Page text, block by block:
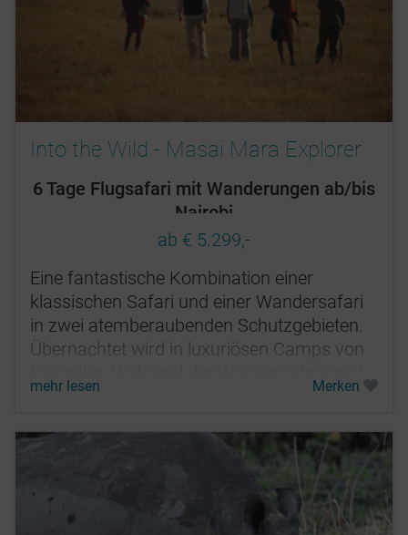
Into the Wild - Masai Mara Explorer
6 Tage Flugsafari mit Wanderungen ab/bis
Nairobi
ab € 5.299,-
Eine fantastische Kombination einer
klassischen Safari und einer Wandersafari
in zwei atemberaubenden Schutzgebieten.
Übernachtet wird in luxuriösen Camps von
exklusiv für Sie ein Wildniscamp...
mehr lesen Merken